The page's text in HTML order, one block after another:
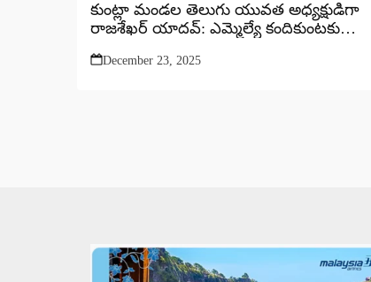
కుంట్లా మండల తెలుగు యువత అధ్యక్షుడిగా
రాజశేఖర్ యాదవ్: ఎమ్మెల్యే కందికుంటకు
December 23, 2025